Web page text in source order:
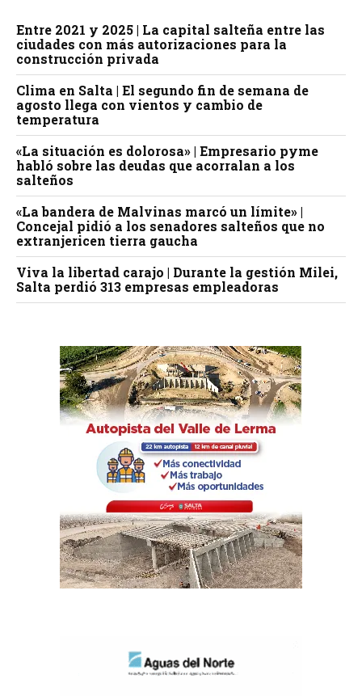
Entre 2021 y 2025 | La capital salteña entre las
ciudades con más autorizaciones para la
construcción privada
Clima en Salta | El segundo fin de semana de
agosto llega con vientos y cambio de
temperatura
«La situación es dolorosa» | Empresario pyme
habló sobre las deudas que acorralan a los
salteños
«La bandera de Malvinas marcó un límite» |
Concejal pidió a los senadores salteños que no
extranjericen tierra gaucha
Viva la libertad carajo | Durante la gestión Milei,
Salta perdió 313 empresas empleadoras